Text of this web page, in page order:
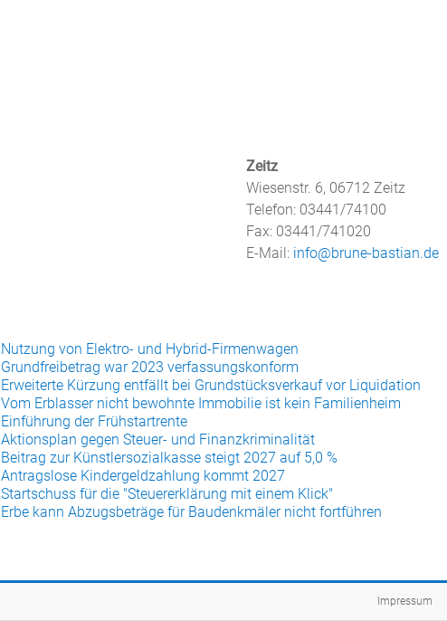
Zeitz
Wiesenstr. 6, 06712 Zeitz
Telefon: 03441/74100
Fax: 03441/741020
E-Mail: info@brune-bastian.de
Nutzung von Elektro- und Hybrid-Firmenwagen
Grundfreibetrag war 2023 verfassungskonform
Erweiterte Kürzung entfällt bei Grundstücksverkauf vor Liquidation
Vom Erblasser nicht bewohnte Immobilie ist kein Familienheim
Einführung der Frühstartrente
Aktionsplan gegen Steuer- und Finanzkriminalität
Beitrag zur Künstlersozialkasse steigt 2027 auf 5,0 %
Antragslose Kindergeldzahlung kommt 2027
Startschuss für die "Steuererklärung mit einem Klick"
Erbe kann Abzugsbeträge für Baudenkmäler nicht fortführen
Impressum